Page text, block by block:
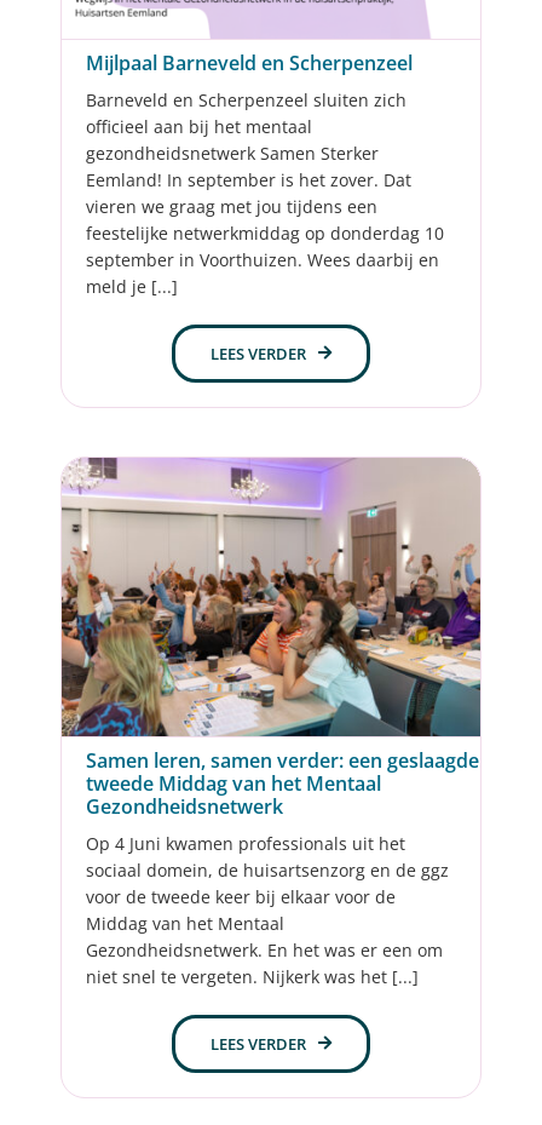
Mijlpaal Barneveld en Scherpenzeel
Barneveld en Scherpenzeel sluiten zich
officieel aan bij het mentaal
gezondheidsnetwerk Samen Sterker
Eemland! In september is het zover. Dat
vieren we graag met jou tijdens een
feestelijke netwerkmiddag op donderdag 10
september in Voorthuizen. Wees daarbij en
meld je [...]
LEES VERDER
Samen leren, samen verder: een geslaagde
tweede Middag van het Mentaal
Gezondheidsnetwerk
Op 4 Juni kwamen professionals uit het
sociaal domein, de huisartsenzorg en de ggz
voor de tweede keer bij elkaar voor de
Middag van het Mentaal
Gezondheidsnetwerk. En het was er een om
niet snel te vergeten. Nijkerk was het [...]
LEES VERDER